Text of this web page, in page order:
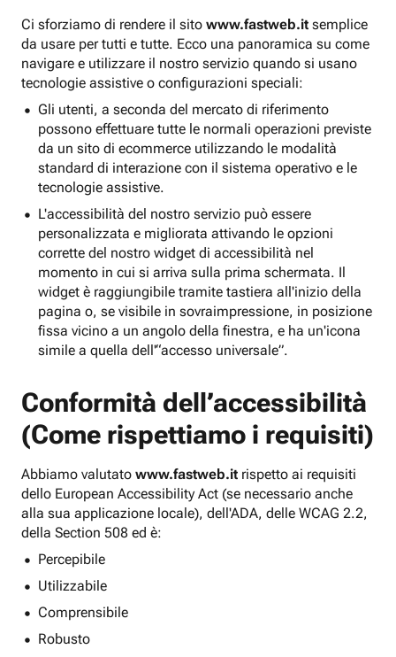
Ci sforziamo di rendere il sito www.fastweb.it semplice
da usare per tutti e tutte. Ecco una panoramica su come
navigare e utilizzare il nostro servizio quando si usano
tecnologie assistive o configurazioni speciali:
Gli utenti, a seconda del mercato di riferimento
possono effettuare tutte le normali operazioni previste
da un sito di ecommerce utilizzando le modalità
standard di interazione con il sistema operativo e le
tecnologie assistive.
L'accessibilità del nostro servizio può essere
personalizzata e migliorata attivando le opzioni
corrette del nostro widget di accessibilità nel
momento in cui si arriva sulla prima schermata. Il
widget è raggiungibile tramite tastiera all'inizio della
pagina o, se visibile in sovraimpressione, in posizione
fissa vicino a un angolo della finestra, e ha un'icona
simile a quella dell'“accesso universale”.
Conformità dell’accessibilità
(Come rispettiamo i requisiti)
Abbiamo valutato www.fastweb.it rispetto ai requisiti
dello European Accessibility Act (se necessario anche
alla sua applicazione locale), dell'ADA, delle WCAG 2.2,
della Section 508 ed è:
Percepibile
Utilizzabile
Comprensibile
Robusto